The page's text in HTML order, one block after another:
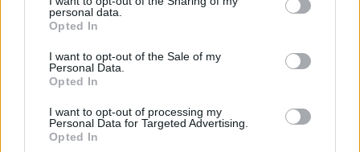
personal data.
Opted In
I want to opt-out of the Sale of my
Personal Data.
Opted In
I want to opt-out of processing my
Personal Data for Targeted Advertising.
Opted In
ΠΕΡΙΣΣΟΤΕΡΑ ΣΤΟ